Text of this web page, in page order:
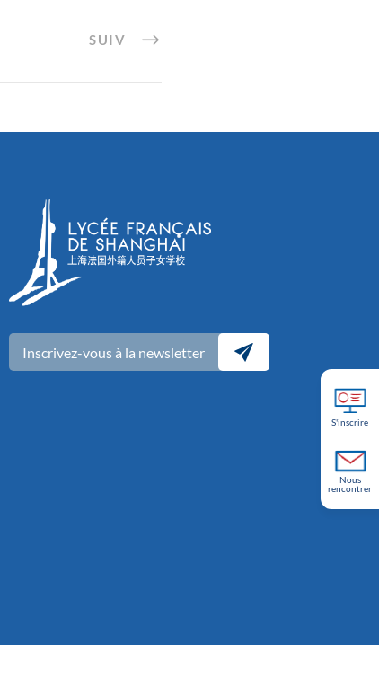
SUIV
S'inscrire
Nous
rencontrer
Inscrivez-vous à la newsletter